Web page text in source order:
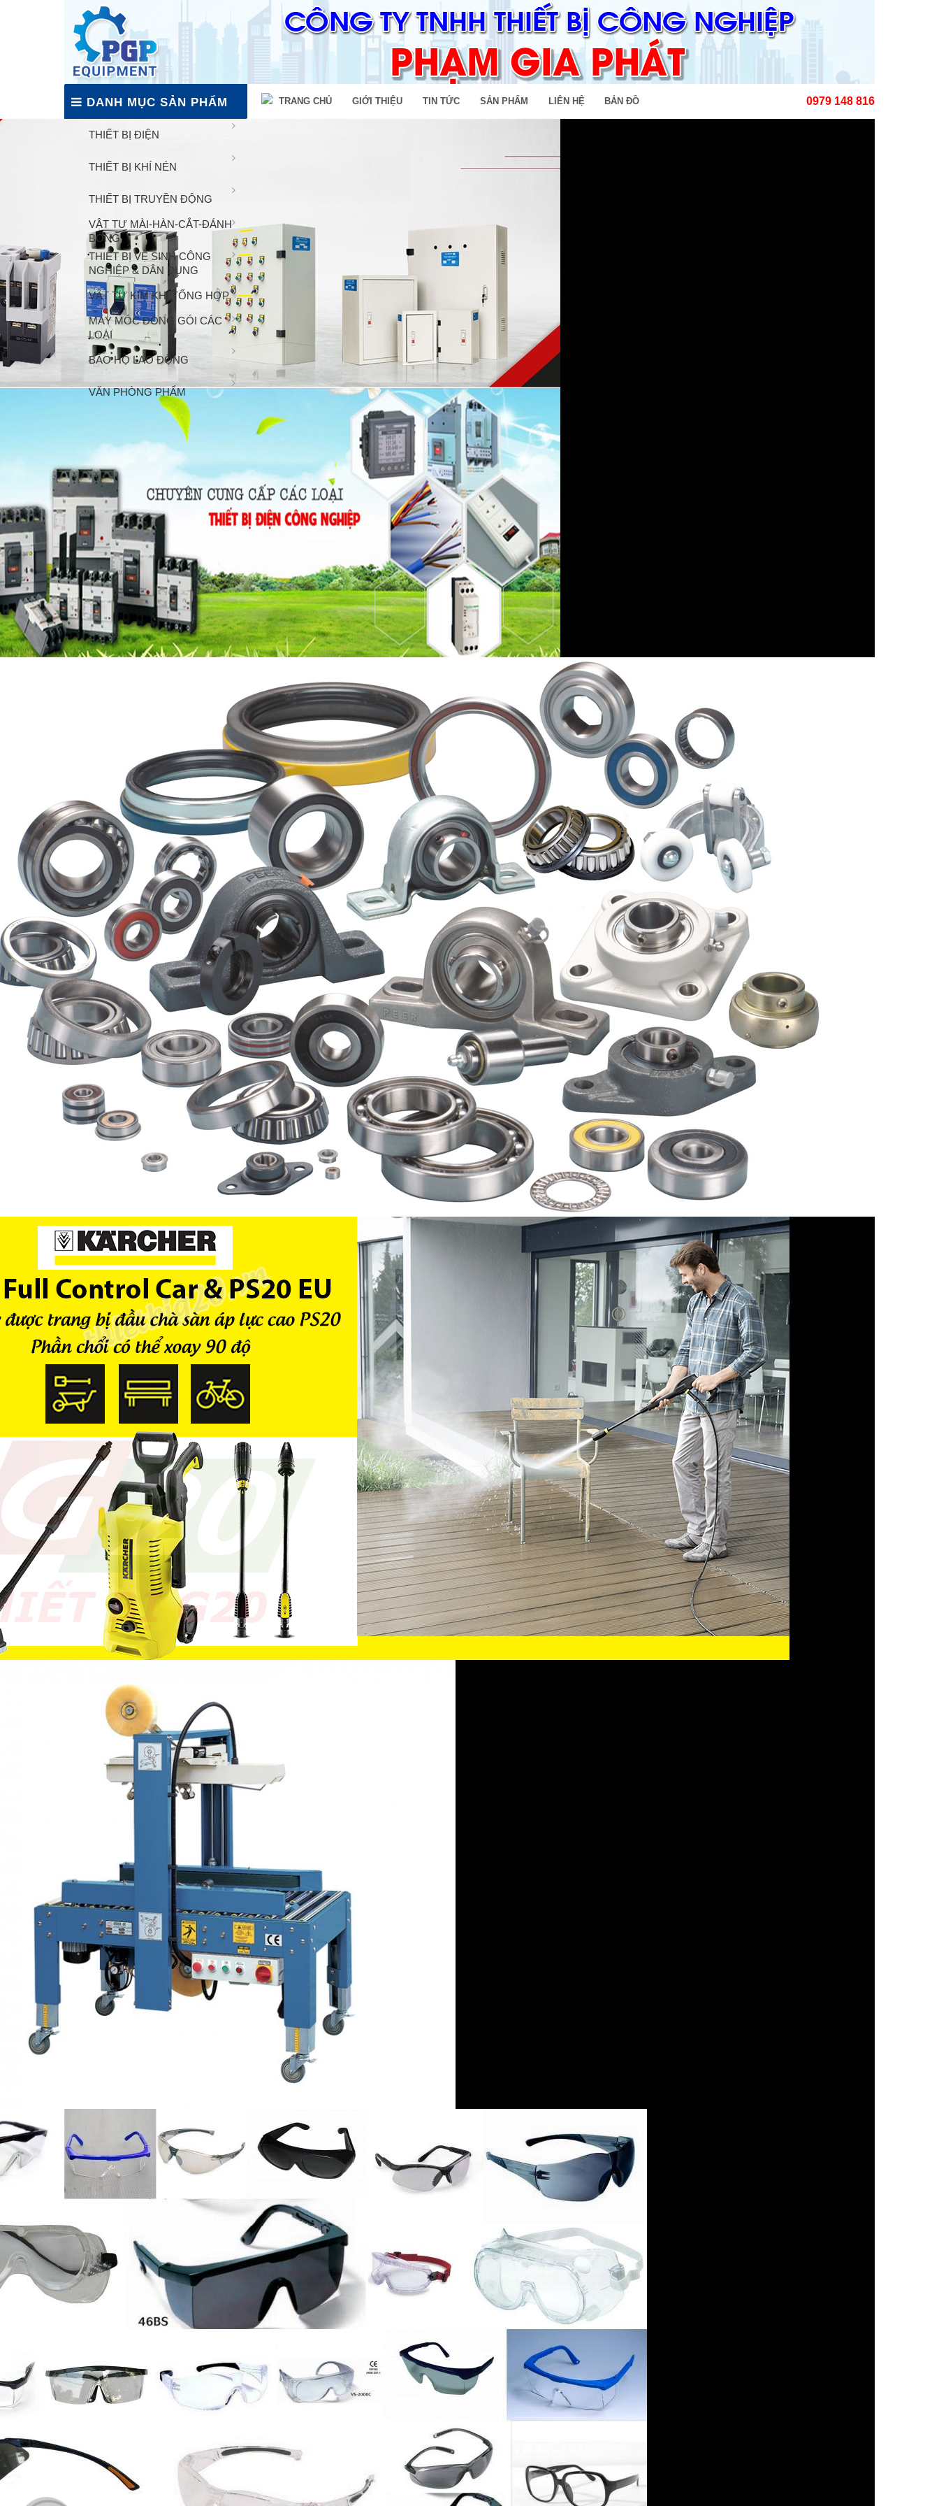
0979 148 816
DANH MỤC SẢN PHẨM TRANG CHỦ GIỚI THIỆU TIN TỨC SẢN PHẨM LIÊN HỆ BẢN ĐỒ
THIẾT BỊ ĐIỆN
THIẾT BỊ KHÍ NÉN
THIẾT BỊ TRUYỀN ĐỘNG
VẬT TƯ MÀI-HÀN-CẮT-ĐÁNH
BÓNG
THIẾT BỊ VỆ SINH CÔNG
NGHIỆP & DÂN DỤNG
VẬT TƯ KIM KHÍ TỔNG HỢP
MÁY MÓC ĐÓNG GÓI CÁC
LOẠI
BẢO HỘ LAO ĐỘNG
VĂN PHÒNG PHẨM